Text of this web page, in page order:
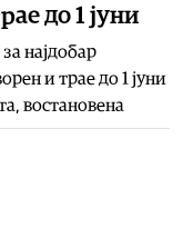
до 1 јуни
најдобар
и трае до 1 јуни
востановена